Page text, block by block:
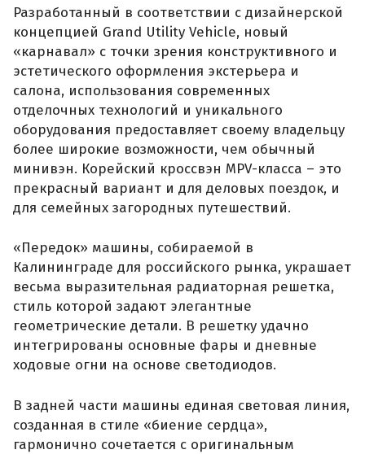
Разработанный в соответствии с дизайнерской
концепцией Grand Utility Vehicle, новый
«карнавал» с точки зрения конструктивного и
эстетического оформления экстерьера и
салона, использования современных
отделочных технологий и уникального
оборудования предоставляет своему владельцу
более широкие возможности, чем обычный
минивэн. Корейский кроссвэн MPV-класса – это
прекрасный вариант и для деловых поездок, и
для семейных загородных путешествий.
«Передок» машины, собираемой в
Калининграде для российского рынка, украшает
весьма выразительная радиаторная решетка,
стиль которой задают элегантные
геометрические детали. В решетку удачно
интегрированы основные фары и дневные
ходовые огни на основе светодиодов.
В задней части машины единая световая линия,
созданная в стиле «биение сердца»,
гармонично сочетается с оригинальным